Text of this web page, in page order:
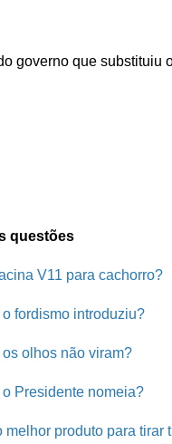
governo que
questões
V11 para cachorro?
o fordismo introduziu?
os olhos não viram?
o Presidente nomeia?
melhor produto para tirar